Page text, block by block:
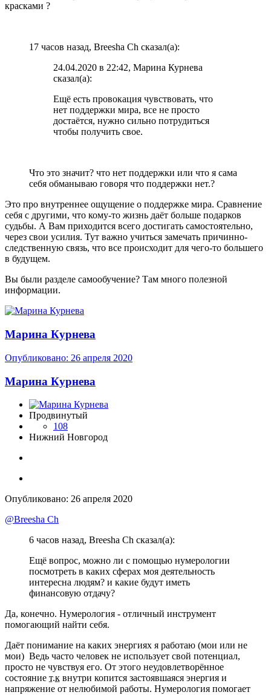
красками ?
17 часов назад, Breesha Ch сказал(а):
24.04.2020 в 22:42, Марина Курнева
сказал(а):
Ещё есть провокация чувствовать, что
нет поддержки мира, все не просто
достаётся, нужно сильно потрудиться
чтобы получить свое.
Что это значит? что нет поддержки или что я сама
себя обманываю говоря что поддержки нет.?
Это про внутреннее ощущение о поддержке мира. Сравнение
себя с другими, что кому-то жизнь даёт больше подарков
судьбы. А Вам приходится всего достигать самостоятельно,
через свои усилия. Тут важно учиться замечать причинно-
следственную связь, что все происходит для чего-то большего
в будущем.
Вы были разделе самообучение? Там много полезной
информации.
Марина Курнева
Опубликовано: 26 апреля 2020
Марина Курнева
Продвинутый
108
Нижний Новгород
Опубликовано: 26 апреля 2020
@Breesha Ch
6 часов назад, Breesha Ch сказал(а):
Ещё вопрос, можно ли с помощью нумерологии
посмотреть в каких сферах моя деятельность
интересна людям? и какие будут иметь
финансовую отдачу?
Да, конечно. Нумерология - отличный инструмент
помогающий найти себя.
Даёт понимание на каких энергиях я работаю (мои или не
мои) Ведь часто человек не использует свой потенциал,
просто не чувствуя его. От этого неудовлетворённое
состояние т.к внутри копится застоявшаяся энергия и
напряжение от нелюбимой работы. Нумерология помогает